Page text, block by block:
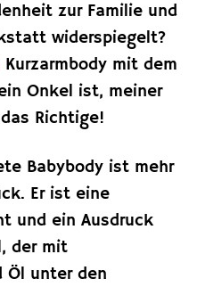
zur Familie und
widerspiegelt?
Kurzarmbody mit dem
Onkel ist, meiner
Richtige!
Babybody ist mehr
Er ist eine
und ein Ausdruck
der mit
Öl unter den